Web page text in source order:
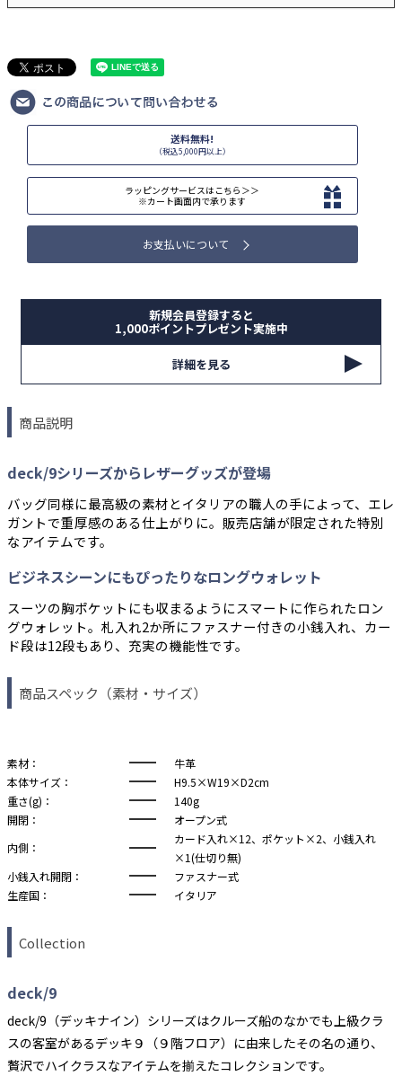
送料無料!
（税込5,000円以上）
ラッピングサービスはこちら＞＞
※カート画面内で承ります
お支払いについて
新規会員登録すると
1,000ポイントプレゼント実施中
詳細を見る
商品説明
deck/9シリーズからレザーグッズが登場
バッグ同様に最高級の素材とイタリアの職人の手によって、エレ
ガントで重厚感のある仕上がりに。販売店舗が限定された特別
なアイテムです。
ビジネスシーンにもぴったりなロングウォレット
スーツの胸ポケットにも収まるようにスマートに作られたロン
グウォレット。札入れ2か所にファスナー付きの小銭入れ、カー
ド段は12段もあり、充実の機能性です。
商品スペック（素材・サイズ）
素材：
牛革
本体サイズ：
H9.5×W19×D2cm
重さ(g)：
140g
開閉：
オープン式
内側：
カード入れ×12、ポケット×2、小銭入れ
×1(仕切り無)
小銭入れ開閉：
ファスナー式
生産国：
イタリア
Collection
deck/9
deck/9（デッキナイン）シリーズはクルーズ船のなかでも上級クラ
スの客室があるデッキ９（９階フロア）に由来したその名の通り、
贅沢でハイクラスなアイテムを揃えたコレクションです。